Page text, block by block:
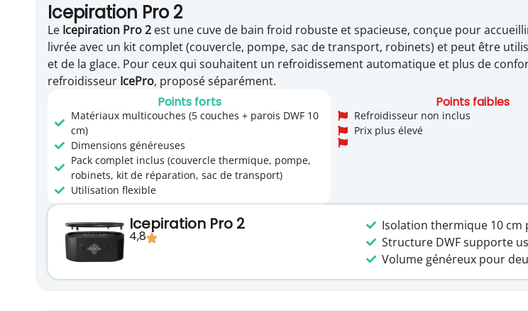
Icepiration Pro 2​
Le Icepiration Pro 2 est une cuve de bain froid robuste et spacieuse, conçue pour
livrée avec un kit complet (couvercle, pompe, sac de transport, robinets) et peut être
et de la glace. Pour ceux qui souhaitent un refroidissement automatique et plus de
refroidisseur IcePro, proposé séparément.
Points forts
Matériaux multicouches (5 couches + parois DWF 10
cm)
Dimensions généreuses
Pack complet inclus (couvercle thermique, pompe,
robinets, kit de réparation, sac de transport)
Utilisation flexible
Points faibles
Refroidisseur non inclus
Prix plus élevé
Icepiration Pro 2
4,8
Isolation thermique 10
Structure DWF supporte
Volume généreux pour